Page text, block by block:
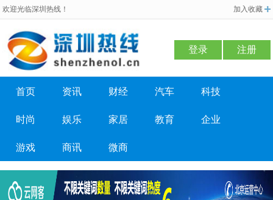
欢迎光临深圳热线！ 加入收藏
登录 注册
首页 资讯 财经 汽车 科技
时尚 娱乐 家居 教育 企业
游戏 商讯 微商